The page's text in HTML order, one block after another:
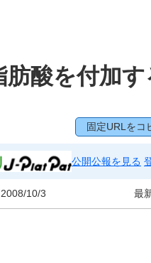
酸を付加す
固定URLをコ
公開公報を見る
2008/10/3 最